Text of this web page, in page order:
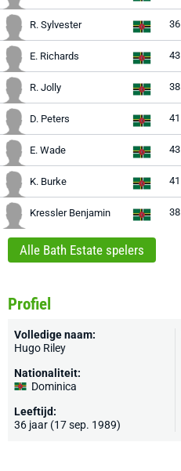
R. Sylvester 36
E. Richards 43
R. Jolly 38
D. Peters 41
E. Wade 43
K. Burke 41
Kressler Benjamin 38
Alle Bath Estate spelers
Profiel
Volledige naam:
Hugo Riley
Nationaliteit:
Dominica
Leeftijd:
36 jaar (17 sep. 1989)